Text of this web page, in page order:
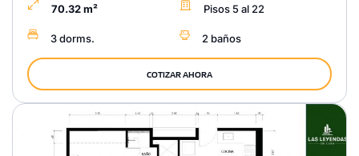
70.32 m² Pisos 5 al 22
3 dorms. 2 baños
COTIZAR AHORA